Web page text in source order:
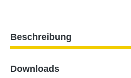
Beschreibung
Downloads